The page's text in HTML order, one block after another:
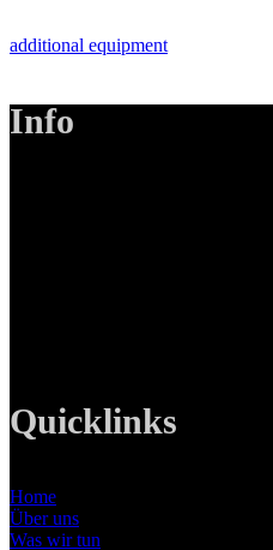
additional equipment
Info
Quicklinks
Home
Über uns
Was wir tun